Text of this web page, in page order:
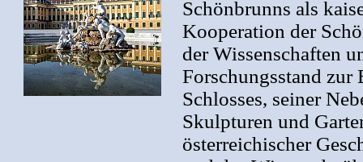
Schönbrunns als
Kooperation der
der Wissenschaften
Forschungsstand zur
Schlosses, seiner
Skulpturen und
österreichischer